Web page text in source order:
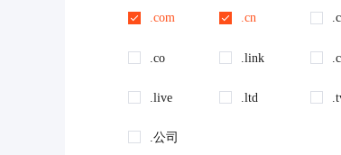
.com .cn
.co .link
.live .ltd
.公司